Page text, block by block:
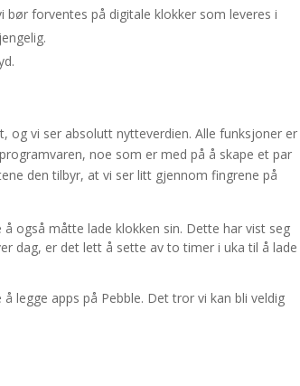
bør forventes på digitale klokker som leveres i
og vi ser absolutt nytteverdien. Alle funksjoner er
noe som er med på å skape et par
den tilbyr, at vi ser litt gjennom fingrene på
også måtte lade klokken sin. Dette har vist seg
dag, er det lett å sette av to timer i uka til å lade
legge apps på Pebble. Det tror vi kan bli veldig